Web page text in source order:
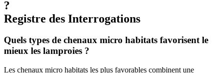
?
Registre des Interrogations
Quels types de chenaux micro habitats favorisent le
mieux les lamproies ?
Les chenaux micro habitats les plus favorables combinent une